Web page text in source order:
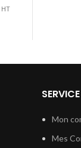
HT
Mon
Mes